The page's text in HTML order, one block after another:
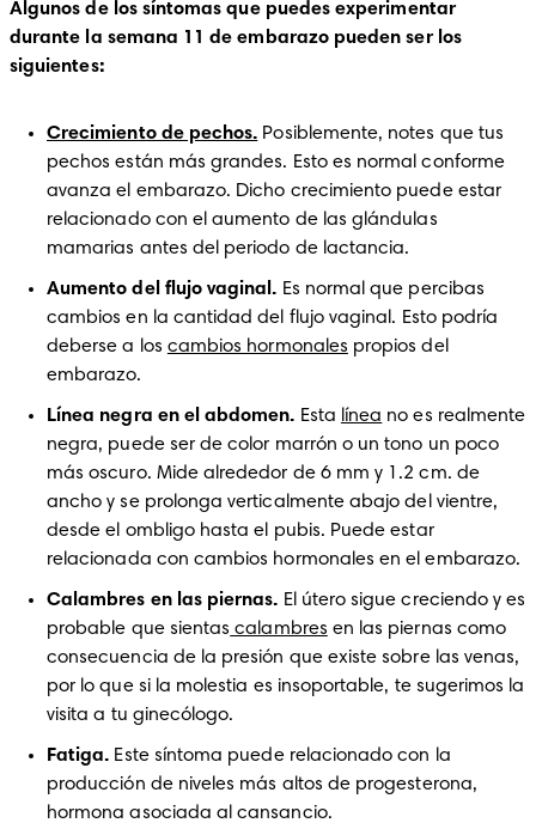
Algunos de los síntomas que puedes experimentar
durante la semana 11 de embarazo pueden ser los
siguientes:
Crecimiento de pechos. Posiblemente, notes que tus
pechos están más grandes. Esto es normal conforme
avanza el embarazo. Dicho crecimiento puede estar
relacionado con el aumento de las glándulas
mamarias antes del periodo de lactancia.
Aumento del flujo vaginal. Es normal que percibas
cambios en la cantidad del flujo vaginal. Esto podría
deberse a los cambios hormonales propios del
embarazo.
Línea negra en el abdomen. Esta línea no es realmente
negra, puede ser de color marrón o un tono un poco
más oscuro. Mide alrededor de 6 mm y 1.2 cm. de
ancho y se prolonga verticalmente abajo del vientre,
desde el ombligo hasta el pubis. Puede estar
relacionada con cambios hormonales en el embarazo.
Calambres en las piernas. El útero sigue creciendo y es
probable que sientas calambres en las piernas como
consecuencia de la presión que existe sobre las venas,
por lo que si la molestia es insoportable, te sugerimos la
visita a tu ginecólogo.
Fatiga. Este síntoma puede relacionado con la
producción de niveles más altos de progesterona,
hormona asociada al cansancio.